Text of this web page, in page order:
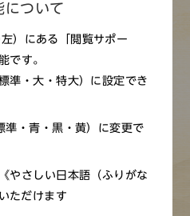
画像が見られます（新しいウ
本書紀』で、631年9月に舒明
入浴したとある。その後衰微
む）天皇の724（神亀元）年
について
）にある「閲覧サポー
です。
準・大・特大）に設定でき
準・青・黒・黄）に変更で
やさしい日本語（ふりがな
ただけます